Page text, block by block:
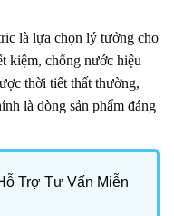
là lựa chọn lý tưởng cho
kiệm, chống nước hiệu
thời tiết thất thường,
là dòng sản phẩm đáng
Trợ Tư Vấn Miễn